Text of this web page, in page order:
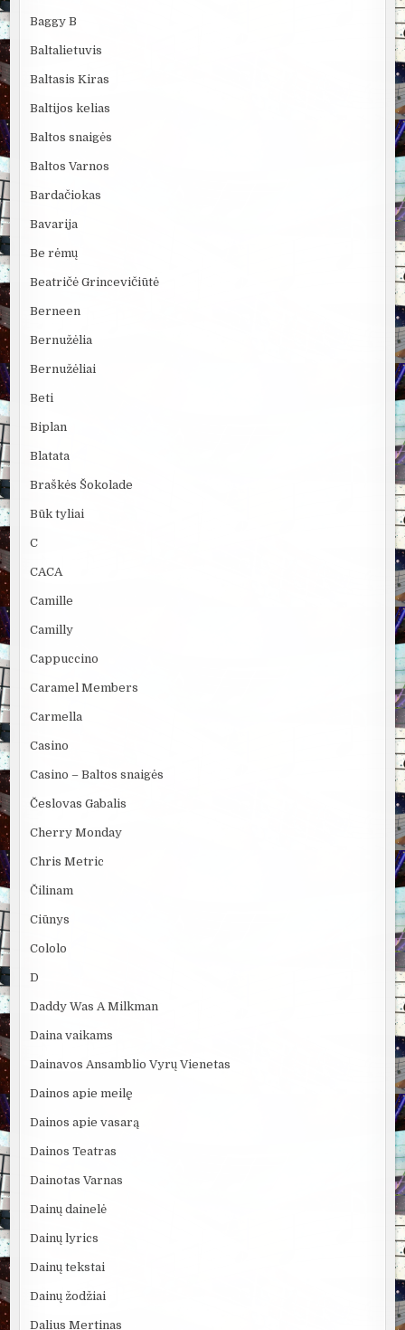
Baggy B
Baltalietuvis
Baltasis Kiras
Baltijos kelias
Baltos snaigės
Baltos Varnos
Bardačiokas
Bavarija
Be rėmų
Beatričė Grincevičiūtė
Berneen
Bernužėlia
Bernužėliai
Beti
Biplan
Blatata
Braškės Šokolade
Būk tyliai
C
CACA
Camille
Camilly
Cappuccino
Caramel Members
Carmella
Casino
Casino – Baltos snaigės
Česlovas Gabalis
Cherry Monday
Chris Metric
Čilinam
Ciūnys
Cololo
D
Daddy Was A Milkman
Daina vaikams
Dainavos Ansamblio Vyrų Vienetas
Dainos apie meilę
Dainos apie vasarą
Dainos Teatras
Dainotas Varnas
Dainų dainelė
Dainų lyrics
Dainų tekstai
Dainų žodžiai
Dalius Mertinas